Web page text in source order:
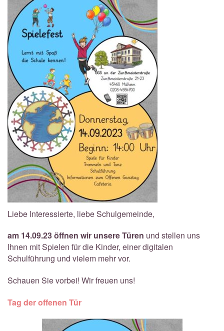
Liebe Interessierte, liebe Schulgemeinde,
am 14.09.23 öffnen wir unsere Türen und stellen uns
Ihnen mit Spielen für die Kinder, einer digitalen
Schulführung und vielem mehr vor.
Schauen Sie vorbei! Wir freuen uns!
Tag der offenen Tür